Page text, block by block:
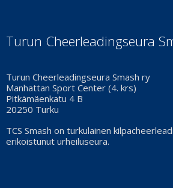
Turun Cheerleadingseura
Turun Cheerleadingseura Smash ry
Manhattan Sport Center (4. krs)
Pitkämäenkatu 4 B
20250 Turku
TCS Smash on turkulainen
erikoistunut urheiluseura.